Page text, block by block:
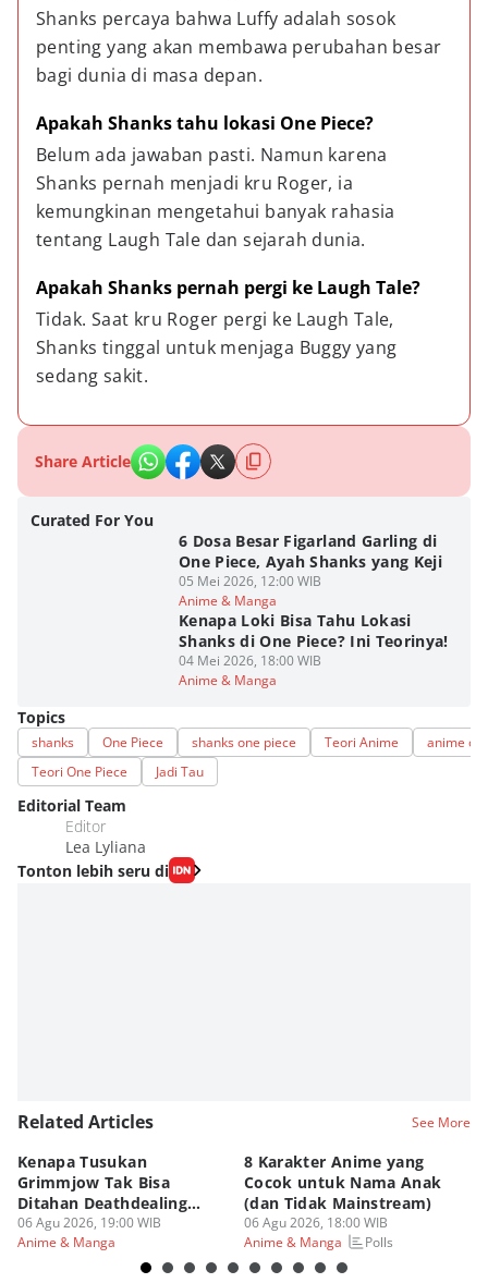
Shanks percaya bahwa Luffy adalah sosok
penting yang akan membawa perubahan besar
bagi dunia di masa depan.
Apakah Shanks tahu lokasi One Piece?
Belum ada jawaban pasti. Namun karena
Shanks pernah menjadi kru Roger, ia
kemungkinan mengetahui banyak rahasia
tentang Laugh Tale dan sejarah dunia.
Apakah Shanks pernah pergi ke Laugh Tale?
Tidak. Saat kru Roger pergi ke Laugh Tale,
Shanks tinggal untuk menjaga Buggy yang
sedang sakit.
Share Article
Curated For You
6 Dosa Besar Figarland Garling di
One Piece, Ayah Shanks yang Keji
05 Mei 2026, 12:00 WIB
Anime & Manga
Kenapa Loki Bisa Tahu Lokasi
Shanks di One Piece? Ini Teorinya!
04 Mei 2026, 18:00 WIB
Anime & Manga
Topics
shanks One Piece shanks one piece Teori Anime
anime
Teori One Piece
Jadi Tau
Editorial Team
Editor
Lea Lyliana
Tonton lebih seru di
Related Articles See More
Kenapa Tusukan
Grimmjow Tak Bisa
Ditahan Deathdealing
Askin Bleach?
06 Agu 2026, 19:00 WIB
Anime & Manga
8 Karakter Anime yang
Cocok untuk Nama Anak
(dan Tidak Mainstream)
06 Agu 2026, 18:00 WIB
Anime & Manga
Polls